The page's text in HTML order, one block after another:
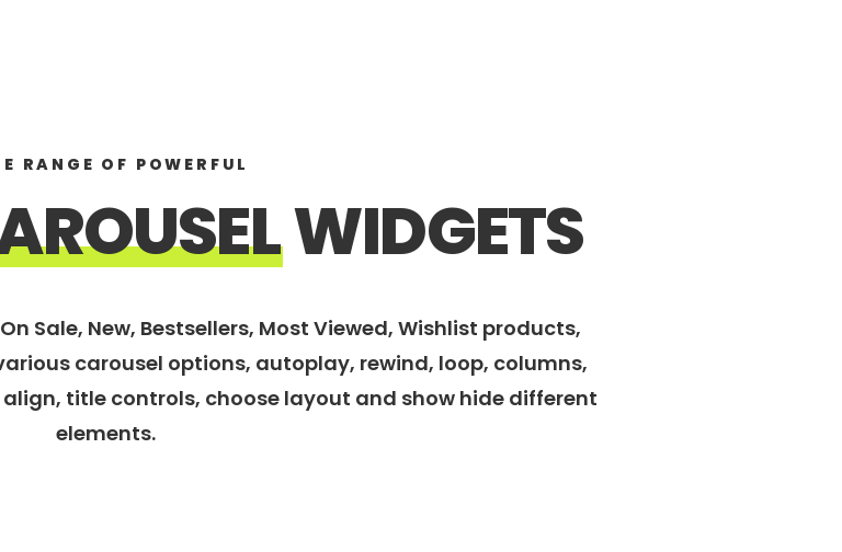
RANGE OF POWERFUL
WIDGETS
Sale, New, Bestsellers, Most Viewed, Wishlist products,
carousel options, autoplay, rewind, loop, columns,
title controls, choose layout and show hide different
elements.